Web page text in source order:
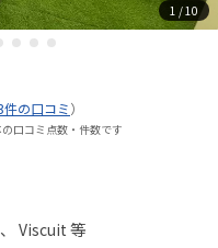
1 / 10
の口コミ）
口コミ点数・件数です
Viscuit 等